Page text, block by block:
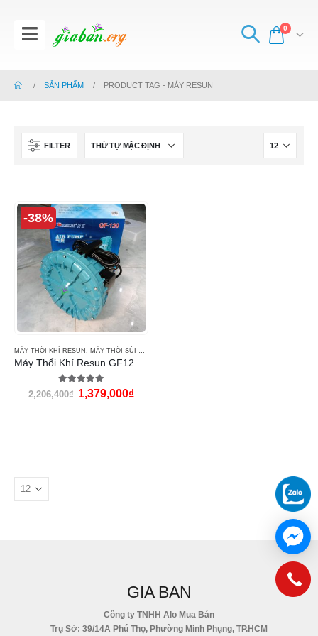
0
SẢN PHẨM PRODUCT TAG - MÁY RESUN
FILTER
-38%
MÁY THỔI KHÍ RESUN MÁY THỔI SỦI KHÍ OXY
5.00 out of 5
2,206,400₫ 1,379,000₫
GIA BAN
Công ty TNHH Alo Mua Bán
Trụ Sở: 39/14A Phú Thọ, Phường Minh Phụng, TP.HCM